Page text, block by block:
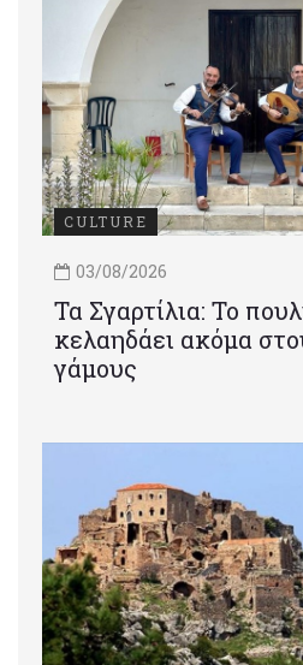
CULTURE
03/08/2026
Τα Σγαρτίλια: Το
κελαηδάει ακόμα
γάμους